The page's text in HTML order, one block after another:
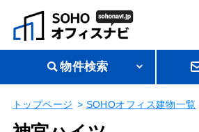
物件検索
トップページ SOHOオフィス建物一覧